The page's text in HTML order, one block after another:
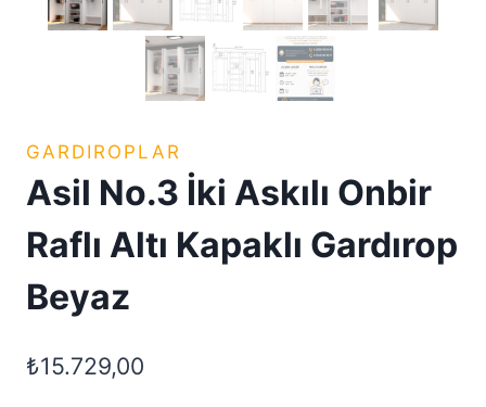
GARDIROPLAR
Asil No.3 İki Askılı Onbir
Raflı Altı Kapaklı Gardırop
Beyaz
₺15.729,00